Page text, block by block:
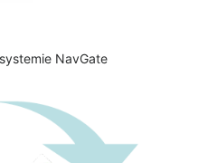
NavGate